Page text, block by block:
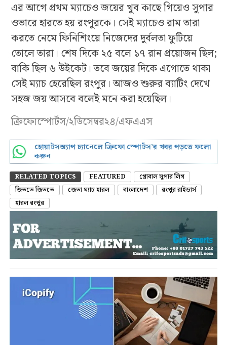
এর আগে প্রথম ম্যাচেও জয়ের খুব কাছে গিয়েও সুপার
ওভারে হারতে হয় রংপুরকে। সেই ম্যাচেও রাম তারা
করতে নেমে ফিনিশিংয়ে নিজেদের দুর্বলতা ফুটিয়ে
তোলে তারা। শেষ দিকে ২৫ বলে ১৭ রান প্রয়োজন ছিল;
বাকি ছিল ৬ উইকেট। তবে জয়ের দিকে এগোতে থাকা
সেই ম্যাচ হেরেছিল রংপুর। আজও শুরুর ব্যাটিং দেখে
সহজ জয় আসবে বলেই মনে করা হয়েছিল।
ক্রিফোস্পোর্টস/২ডিসেম্বর২৪/এফএএস
হোয়াটসঅ্যাপ চ্যানেলে ক্রিফো স্পোর্টস’র খবর পড়তে ফলো
করুন
RELATED TOPICS FEATURED
গ্লোবাল সুপার লিগ
জিততে জিততে
জেতা ম্যাচ হারল বাংলাদেশ
রংপুর রাইডার্স
হারল রংপুর